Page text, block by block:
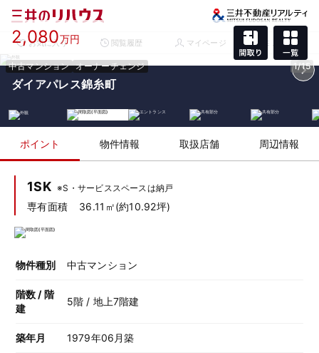
お気に入り 閲覧履歴 マイページ メニュー
中古マンション オーナーチェンジ 1/15
2,080万円
ダイアパレス錦糸町
ポイント 物件情報 取扱店舗 周辺情報
1SK ※S・サービススペースは納戸
専有面積 36.11㎡(約10.92坪)
物件種別 中古マンション
階数 / 階
建
5階 / 地上7階建
築年月 1979年06月築